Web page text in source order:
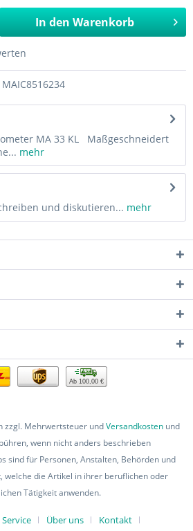
In den Warenkorb
MAIC8516234
MA 33 KL Maßgeschneidert
mehr
und diskutieren... mehr
Ab 100,00 €
zzgl. Mehrwertsteuer undVersandkostenund
wenn nicht anders beschrieben
sind für Personen, Anstalten, Behörden und
welche die Artikel in ihrer beruflichen oder
Tätigkeit anwenden.
Service Über uns Kontakt